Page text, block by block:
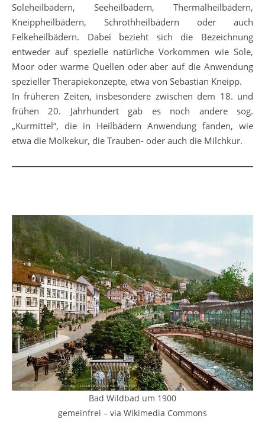
Soleheilbädern, Seeheilbädern, Thermalheilbädern,
Kneippheilbädern, Schrothheilbädern oder auch
Felkeheilbädern. Dabei bezieht sich die Bezeichnung
entweder auf spezielle natürliche Vorkommen wie Sole,
Moor oder warme Quellen oder aber auf die Anwendung
spezieller Therapiekonzepte, etwa von Sebastian Kneipp.
In früheren Zeiten, insbesondere zwischen dem 18. und
frühen 20. Jahrhundert gab es noch andere sog.
„Kurmittel“, die in Heilbädern Anwendung fanden, wie
etwa die Molkekur, die Trauben- oder auch die Milchkur.
Bad Wildbad um 1900
gemeinfrei – via Wikimedia Commons